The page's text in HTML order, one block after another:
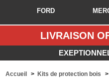
FORD
LIVRAISON
Accueil > Kits de protection bois >